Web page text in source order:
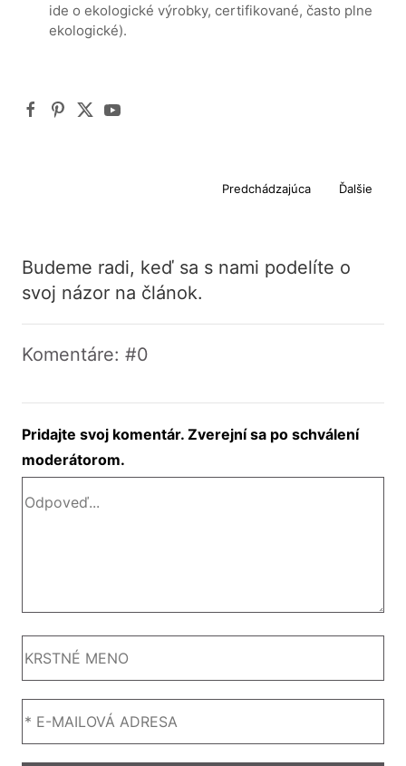
ide o ekologické výrobky, certifikované, často plne
ekologické).
Predchádzajúca Ďalšie
Budeme radi, keď sa s nami podelíte o
svoj názor na článok.
Komentáre: #0
Pridajte svoj komentár. Zverejní sa po schválení
moderátorom.